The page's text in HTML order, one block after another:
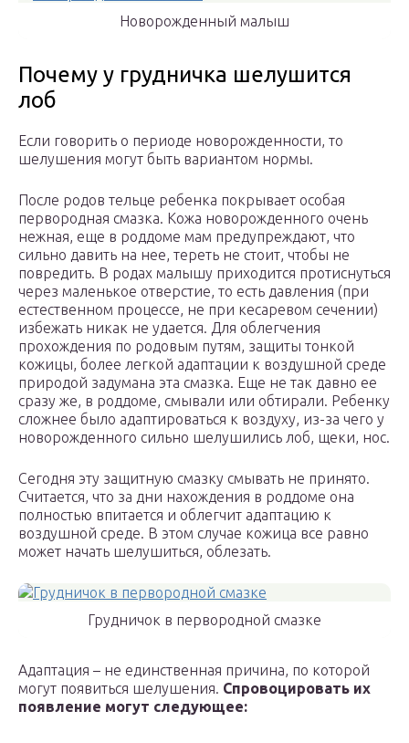
Новорожденный малыш
Почему у грудничка шелушится
лоб
Если говорить о периоде новорожденности, то
шелушения могут быть вариантом нормы.
После родов тельце ребенка покрывает особая
первородная смазка. Кожа новорожденного очень
нежная, еще в роддоме мам предупреждают, что
сильно давить на нее, тереть не стоит, чтобы не
повредить. В родах малышу приходится протиснуться
через маленькое отверстие, то есть давления (при
естественном процессе, не при кесаревом сечении)
избежать никак не удается. Для облегчения
прохождения по родовым путям, защиты тонкой
кожицы, более легкой адаптации к воздушной среде
природой задумана эта смазка. Еще не так давно ее
сразу же, в роддоме, смывали или обтирали. Ребенку
сложнее было адаптироваться к воздуху, из-за чего у
новорожденного сильно шелушились лоб, щеки, нос.
Сегодня эту защитную смазку смывать не принято.
Считается, что за дни нахождения в роддоме она
полностью впитается и облегчит адаптацию к
воздушной среде. В этом случае кожица все равно
может начать шелушиться, облезать.
Грудничок в первородной смазке
Адаптация – не единственная причина, по которой
могут появиться шелушения. Спровоцировать их
появление могут следующее: